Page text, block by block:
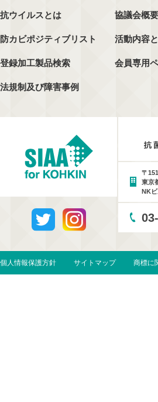
抗ウイルスとは
防カビポジティブリスト
登録加工製品検索
法規制及び障害事例
協議会概
活動内容
会員専用
〒
東京
NK
個人情報保護方針 サイトマップ 商標に